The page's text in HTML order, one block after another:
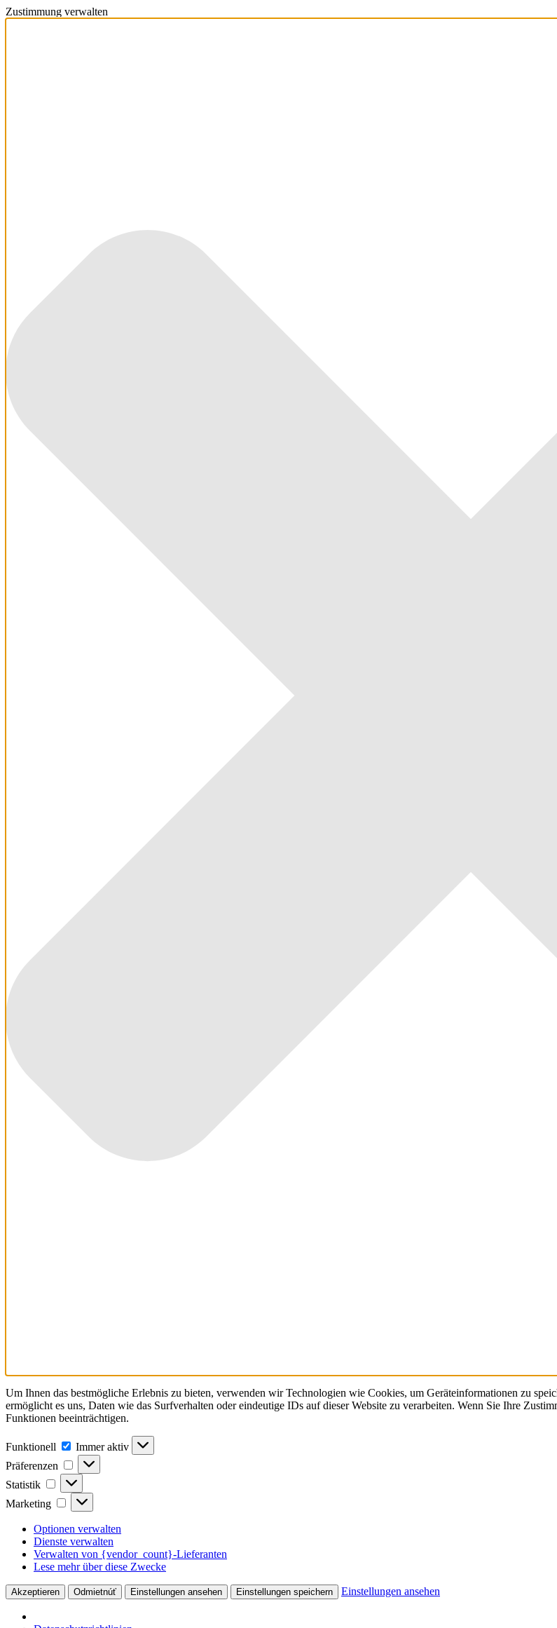
Zustimmung verwalten
Um Ihnen das bestmögliche Erlebnis zu bieten, verwenden wir Technologien wie Cookies, um Geräteinformationen zu
ermöglicht es uns, Daten wie das Surfverhalten oder eindeutige IDs auf dieser Website zu verarbeiten. Wenn Sie Ihre
Funktionen beeinträchtigen.
Funktionell Funktionell
Immer aktiv
Präferenzen
Präferenzen
Statistik Statistik
Marketing Marketing
Optionen verwalten
Dienste verwalten
Verwalten von {vendor_count}-Lieferanten
Lese mehr über diese Zwecke
Akzeptieren Odmietnúť Einstellungen ansehen Einstellungen speichern Einstellungen ansehen